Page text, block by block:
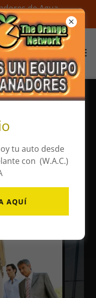
de Agua
Dispensers
de
Canadá /
a través
¡¡
!!!
tu auto desde
con (W.A.C.)
AQUÍ